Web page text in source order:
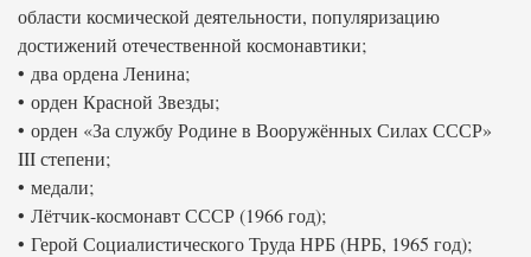
области космической деятельности, популяризацию
достижений отечественной космонавтики;
• два ордена Ленина;
• орден Красной Звезды;
• орден «За службу Родине в Вооружённых Силах СССР»
III степени;
• медали;
• Лётчик-космонавт СССР (1966 год);
• Герой Социалистического Труда НРБ (НРБ, 1965 год);